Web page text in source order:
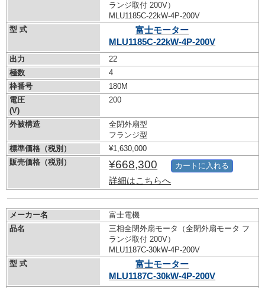
ランジ取付 200V）
MLU1185C-22kW-4P-200V
型 式
富士モーター
MLU1185C-22kW-4P-200V
出力
22
極数
4
枠番号
180M
電圧
(V)
200
外被構造
全閉外扇型
フランジ型
標準価格（税別）
¥1,630,000
販売価格（税別）
¥668,300
詳細はこちらへ
カートに入れる
メーカー名
富士電機
品名
三相全閉外扇モータ（全閉外扇モータ フ
ランジ取付 200V）
MLU1187C-30kW-4P-200V
型 式
富士モーター
MLU1187C-30kW-4P-200V